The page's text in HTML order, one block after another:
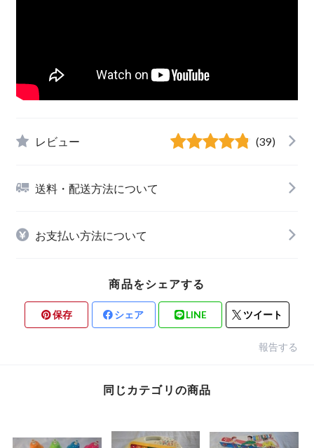
レビュー (39)
送料・配送方法について
お支払い方法について
商品をシェアする
保存 シェア LINE ツイート
報告する
同じカテゴリの商品